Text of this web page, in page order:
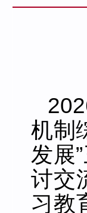
机制
发展
讨交
习教